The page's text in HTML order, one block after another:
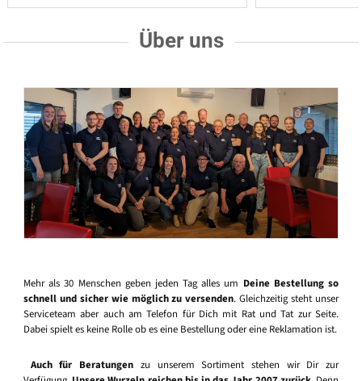
Über uns
Mehr als 30 Menschen geben jeden Tag alles um Deine Bestellung so
schnell und sicher wie möglich zu versenden. Gleichzeitig steht unser
Serviceteam aber auch am Telefon für Dich mit Rat und Tat zur Seite.
Dabei spielt es keine Rolle ob es eine Bestellung oder eine Reklamation ist.
Auch für Beratungen zu unserem Sortiment stehen wir Dir zur